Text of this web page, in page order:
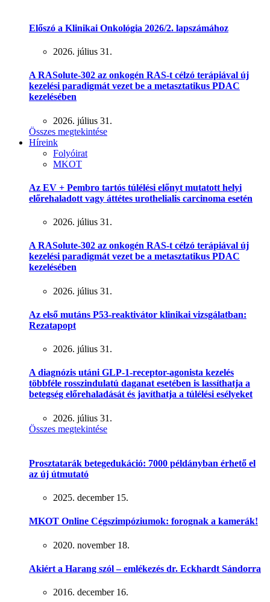
Előszó a Klinikai Onkológia 2026/2. lapszámához
2026. július 31.
A RASolute-302 az onkogén RAS-t célzó terápiával új
kezelési paradigmát vezet be a metasztatikus PDAC
kezelésében
2026. július 31.
Összes megtekintése
Híreink
Folyóirat
MKOT
Az EV + Pembro tartós túlélési előnyt mutatott helyi
előrehaladott vagy áttétes urothelialis carcinoma esetén
2026. július 31.
A RASolute-302 az onkogén RAS-t célzó terápiával új
kezelési paradigmát vezet be a metasztatikus PDAC
kezelésében
2026. július 31.
Az első mutáns P53-reaktivátor klinikai vizsgálatban:
Rezatapopt
2026. július 31.
A diagnózis utáni GLP-1-receptor-agonista kezelés
többféle rosszindulatú daganat esetében is lassíthatja a
betegség előrehaladását és javíthatja a túlélési esélyeket
2026. július 31.
Összes megtekintése
Prosztatarák betegedukáció: 7000 példányban érhető el
az új útmutató
2025. december 15.
MKOT Online Cégszimpóziumok: forognak a kamerák!
2020. november 18.
Akiért a Harang szól – emlékezés dr. Eckhardt Sándorra
2016. december 16.